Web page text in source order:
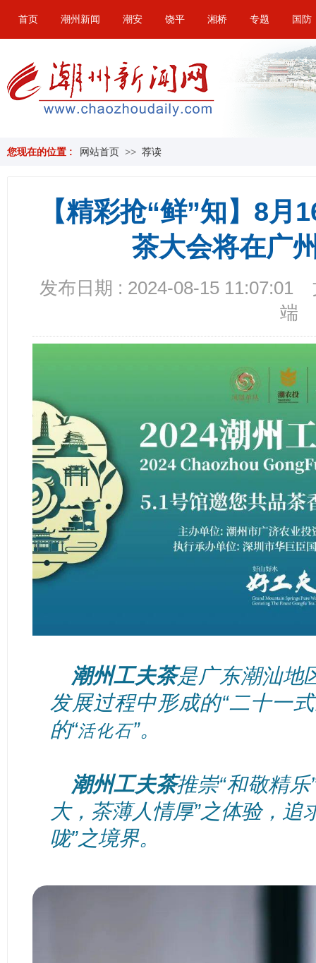
首页 潮州新闻 潮安 饶平 湘桥 专题 国防
您现在的位置 : 网站首页 >> 荐读
【精彩抢“鲜”知】8月
茶大会将在广
发布日期 : 2024-08-15 11:07:01
端
潮州工夫茶是广东潮汕地
发展过程中形成的“二十一
的“活化石”。
潮州工夫茶推崇“和敬精
大，茶薄人情厚”之体验，追
咙”之境界。